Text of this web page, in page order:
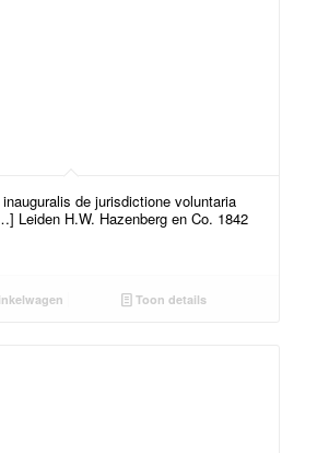
de jurisdictione voluntaria
Leiden H.W. Hazenberg en Co. 1842
Toon details